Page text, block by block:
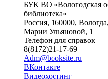
БУК ВО «Вологодская
библиотека»
Россия, 160000, Вологда,
Марии Ульяновой, 1
Телефон для справок –
8(8172)21-17-69
Adm@booksite.ru
ВКонтакте
Видеохостинг